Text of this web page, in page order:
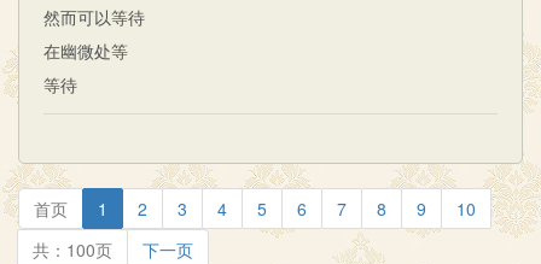
然而可以等待
在幽微处等
等待
首页 1 2 3 4 5 6 7 8 9
10
共：100页
下一页